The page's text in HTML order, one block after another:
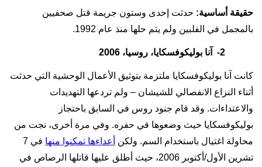
حقيقة أساسية: حدثت إحدى وستون جريمة قتل صحفيين
بالمجمل في الفلبين ولم يتم حلها منذ عام 1992.
2- آنا بوليكوفسكايا، روسيا، 2006
كانت آنا بوليكوفسكايا ملتزمة بتوثيق الأعمال الوحشية التي حدثت
أثناء النزاع الانفصالي للشيشان – ولم تردعها التهديدات
والاعتداءات. وقد قام جنود روس في السابق باحتجاز
بوليكوفسكايا حيث وضعوها في حفره. وفي مرة أخرى، نجت من
محاولة اغتيال باستخدام السم. ولكن
أعداءها تمكنوا منها
في 7
تشرين الأول/أكتوبر 2006، حيث أطلق عليها قاتلها الرصاص في